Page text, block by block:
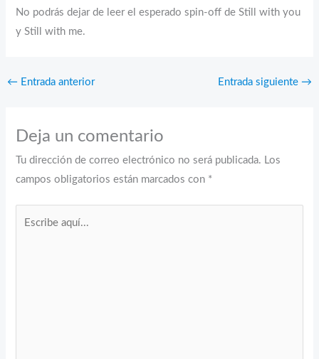
No podrás dejar de leer el esperado spin-off de Still with you
y Still with me.
← Entrada anterior Entrada siguiente →
Deja un comentario
Tu dirección de correo electrónico no será publicada. Los
campos obligatorios están marcados con *